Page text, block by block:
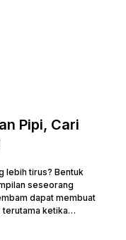
Pipi, Cari
lebih tirus? Bentuk
seseorang
dapat membuat
ketika
jangan khawatir! Ada